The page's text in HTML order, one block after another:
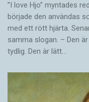
”I love Hjo” myntades
började den användas
med ett rött hjärta.
samma slogan. – Den
tydlig. Den är lätt…